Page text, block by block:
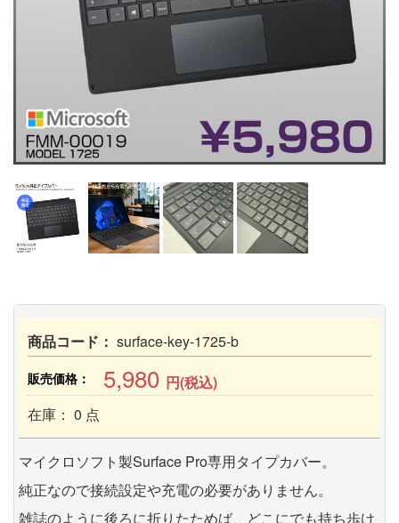
商品コード： surface-key-1725-b
販売価格： 5,980 円(税込)
在庫： 0 点
マイクロソフト製Surface Pro専用タイプカバー。
純正なので接続設定や充電の必要がありません。
雑誌のように後ろに折りたためば、どこにでも持ち歩け